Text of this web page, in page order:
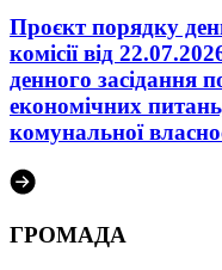
Проєкт порядку
комісії від
денного засідання
економічних
комунальної
ГРОМАДА